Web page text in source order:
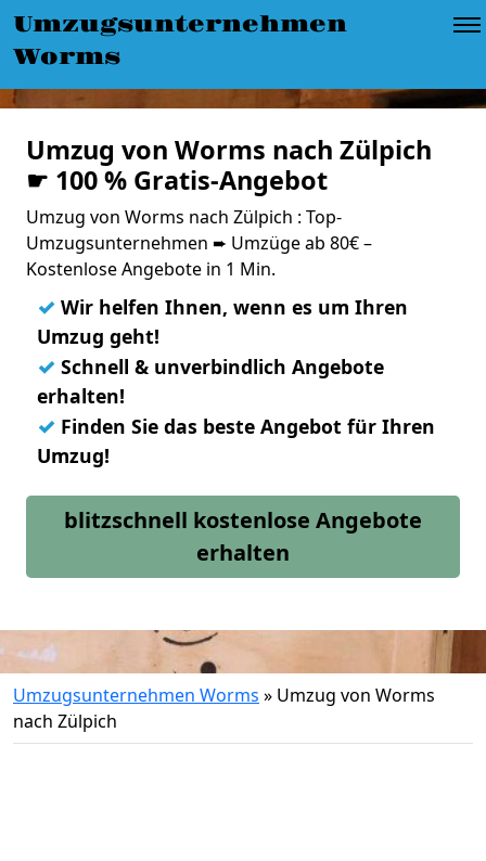
Umzugsunternehmen
Worms
Umzug von Worms nach Zülpich
☛ 100 % Gratis-Angebot
Umzug von Worms nach Zülpich : Top-
Umzugsunternehmen ➨ Umzüge ab 80€ –
Kostenlose Angebote in 1 Min.
✓ Wir helfen Ihnen, wenn es um Ihren
Umzug geht!
✓ Schnell & unverbindlich Angebote
erhalten!
✓ Finden Sie das beste Angebot für Ihren
Umzug!
blitzschnell kostenlose Angebote
erhalten
Umzugsunternehmen Worms » Umzug von Worms
nach Zülpich